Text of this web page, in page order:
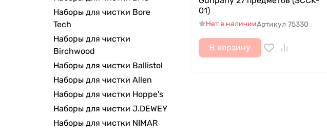
Наборы для чистки Bore
Tech
Наборы для чистки
Birchwood
Наборы для чистки Ballistol
Наборы для чистки Allen
Наборы для чистки Hoppe's
Наборы для чистки J.DEWEY
Наборы для чистки NIMAR
01)
Нет в наличииАртикул 75330
В корзину